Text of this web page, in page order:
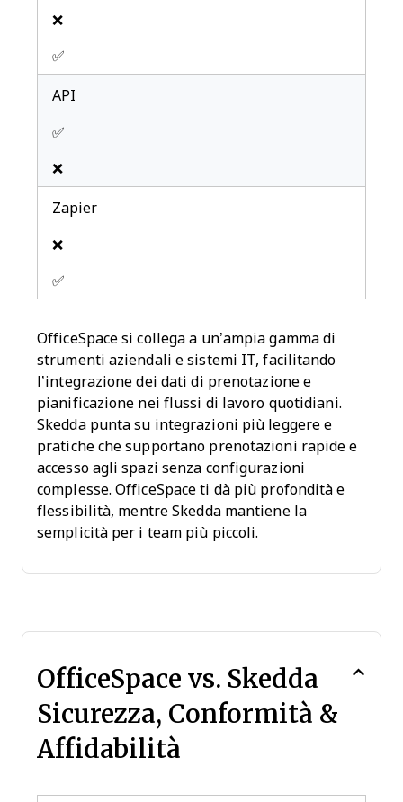
❌
✅
API
✅
❌
Zapier
❌
✅
OfficeSpace si collega a un’ampia gamma di
strumenti aziendali e sistemi IT, facilitando
l’integrazione dei dati di prenotazione e
pianificazione nei flussi di lavoro quotidiani.
Skedda punta su integrazioni più leggere e
pratiche che supportano prenotazioni rapide e
accesso agli spazi senza configurazioni
complesse. OfficeSpace ti dà più profondità e
flessibilità, mentre Skedda mantiene la
semplicità per i team più piccoli.
OfficeSpace vs. Skedda
Sicurezza, Conformità &
Affidabilità